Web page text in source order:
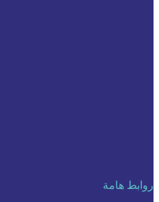
روابط هامة